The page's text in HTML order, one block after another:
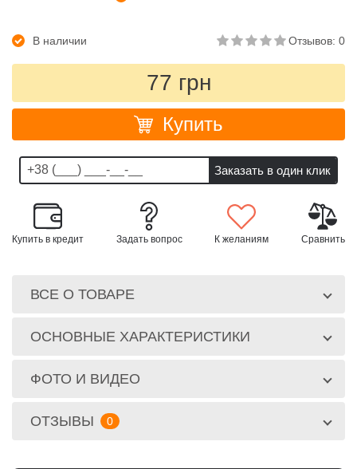
В наличии Отзывов: 0
77 грн
Купить
Купить в кредит Задать вопрос К желаниям Сравнить
ВСЕ О ТОВАРЕ
ОСНОВНЫЕ ХАРАКТЕРИСТИКИ
ФОТО И ВИДЕО
ОТЗЫВЫ 0